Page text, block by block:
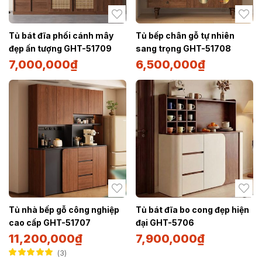
Tủ bát đĩa phối cánh mây
đẹp ấn tượng GHT-51709
7,000,000₫
Tủ bếp chân gỗ tự nhiên
sang trọng GHT-51708
6,500,000₫
Tủ nhà bếp gỗ công nghiệp
cao cấp GHT-51707
11,200,000₫
3
Tủ bát đĩa bo cong đẹp hiện
đại GHT-5706
7,900,000₫